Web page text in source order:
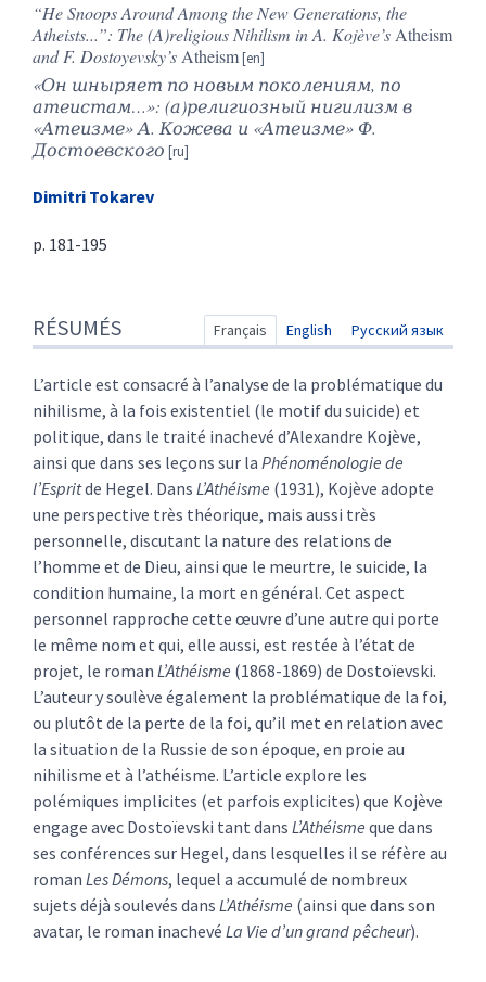
“He Snoops Around Among the New Generations, the
Atheists...”: The (A)religious Nihilism in A. Kojève’s Atheism
and F. Dostoyevsky’s Atheism
«Он шныряет по новым поколениям, по
атеистам…»: (а)религиозный нигилизм в
«Атеизме» А. Кожева и «Атеизме» Ф.
Достоевского
Dimitri Tokarev
p. 181-195
Index
Texte
Citer cet article
Auteur
RÉSUMÉS Français English Русский язык
L’article est consacré à l’analyse de la problématique du
nihilisme, à la fois existentiel (le motif du suicide) et
politique, dans le traité inachevé d’Alexandre Kojève,
ainsi que dans ses leçons sur la Phénoménologie de
l’Espritde Hegel. Dans L’Athéisme (1931), Kojève adopte
une perspective très théorique, mais aussi très
personnelle, discutant la nature des relations de
l’homme et de Dieu, ainsi que le meurtre, le suicide, la
condition humaine, la mort en général. Cet aspect
personnel rapproche cette œuvre d’une autre qui porte
le même nom et qui, elle aussi, est restée à l’état de
projet, le roman L’Athéisme (1868-1869) de Dostoïevski.
L’auteur y soulève également la problématique de la foi,
ou plutôt de la perte de la foi, qu’il met en relation avec
la situation de la Russie de son époque, en proie au
nihilisme et à l’athéisme. L’article explore les
polémiques implicites (et parfois explicites) que Kojève
engage avec Dostoïevski tant dans L’Athéisme que dans
ses conférences sur Hegel, dans lesquelles il se réfère au
roman Les Démons, lequel a accumulé de nombreux
sujets déjà soulevés dans L’Athéisme (ainsi que dans son
avatar, le roman inachevé La Vie d’un grand pêcheur).